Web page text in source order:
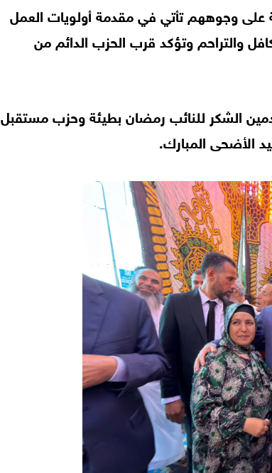
على وجوههم تأتي في مقدمة أولويات العمل
والتراحم وتؤكد قرب الحزب الدائم من
الشكر للنائب رمضان بطيئة وحزب مستقبل
الأضحى المبارك.